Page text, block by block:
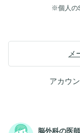
※個人の
メ
アカウ
脳外科の医